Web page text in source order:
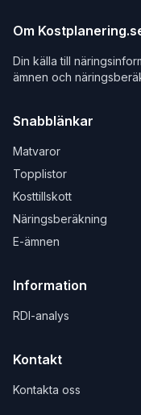
Om
Din källa till
ämnen och
Snabblänkar
Matvaror
Topplistor
Kosttillskott
Näringsberäkning
E-ämnen
Information
RDI-analys
Kontakt
Kontakta oss